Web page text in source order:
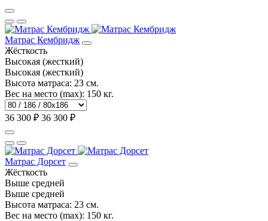
Матрас Кембридж
Жёсткость
Высокая (жесткий)
Высокая (жесткий)
Высота матраса: 23 см.
Вес на место (max): 150 кг.
36 300 ₽ 36 300 ₽
Матрас Дорсет
Жёсткость
Выше средней
Выше средней
Высота матраса: 23 см.
Вес на место (max): 150 кг.